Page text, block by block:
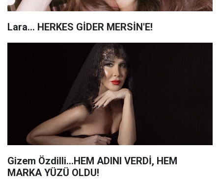
Lara... HERKES GİDER MERSİN'E!
Gizem Özdilli...HEM ADINI VERDİ, HEM
MARKA YÜZÜ OLDU!